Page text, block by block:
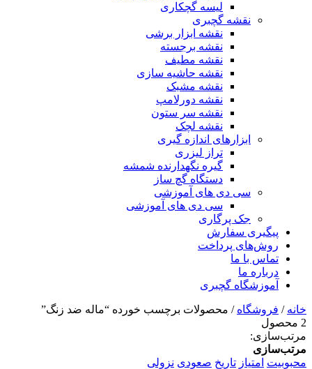
لیسه گچکاری
نقشه گچبری
نقشه ابزار برشی
نقشه برجسته
نقشه مطیف
نقشه حاشیه سازی
نقشه مشبک
نقشه دورلامپ
نقشه سر ستون
نقشه لچک
ابزارهای اندازه گیری
تراز لیزری
گیره نگهدارنده شمشه
دستگاه گچ ساز
سی دی های آموزشی
سی دی های آموزشی
جک پرگاری
پیگیری سفارش
روش‌های پرداخت
تماس با ما
درباره ما
آموزشگاه گچبری
خانه / فروشگاه / محصولات برچسب خورده “ماله ضد زنگ”
2 محصول
مرتب‌سازی:
مرتب‌سازی
محبوبیت امتیاز تاریخ صعودی نزولی